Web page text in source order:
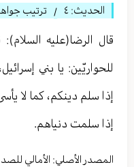
الحديث: ٤ / ترتيب
قال الرضا(عليه
للحواريّين: يا بني
إذا سلم دينكم، كما لا
إذا سلمت دنياهم.
المصدر الأصلي: الأمالي